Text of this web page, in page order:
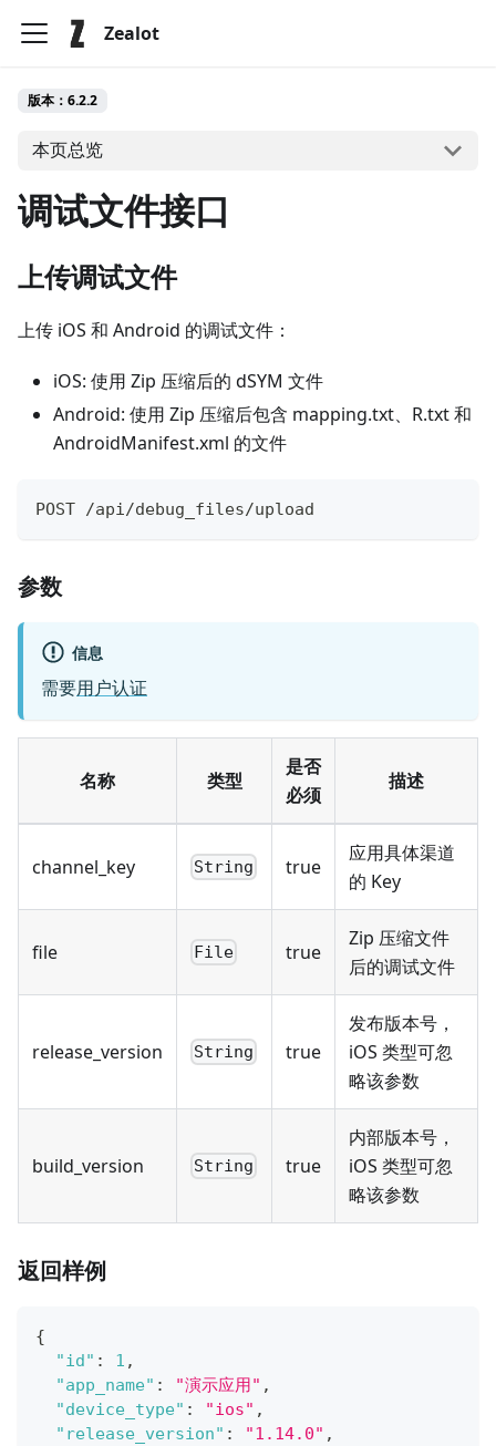
Zealot
版本：6.2.2
本页总览
调试文件接口
上传调试文件
上传 iOS 和 Android 的调试文件：
iOS: 使用 Zip 压缩后的 dSYM 文件
Android: 使用 Zip 压缩后包含 mapping.txt、R.txt 和
AndroidManifest.xml 的文件
POST /api/debug_files/upload
参数
信息
需要用户认证
名称 类型
是否
必须
描述
channel_key String true
应用具体渠道
的 Key
file File true
Zip 压缩文件
后的调试文件
release_version String true
发布版本号，
iOS 类型可忽
略该参数
build_version String true
内部版本号，
iOS 类型可忽
略该参数
返回样例
{
"id" : 1 ,
"app_name" : "演示应用" ,
"device_type" : "ios" ,
"release_version" : "1.14.0" ,